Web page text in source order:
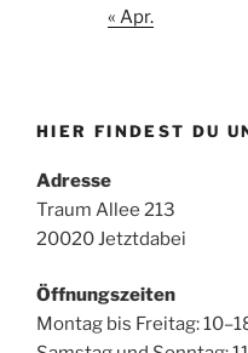
« Apr.
HIER FINDEST DU
Adresse
Traum Allee 213
20020 Jetztdabei
Öffnungszeiten
Montag bis Freitag: